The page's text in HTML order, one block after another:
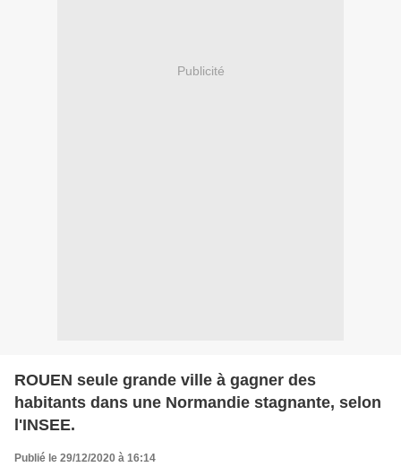
Publicité
ROUEN seule grande ville à gagner des
habitants dans une Normandie stagnante, selon
l'INSEE.
Publié le 29/12/2020 à 16:14